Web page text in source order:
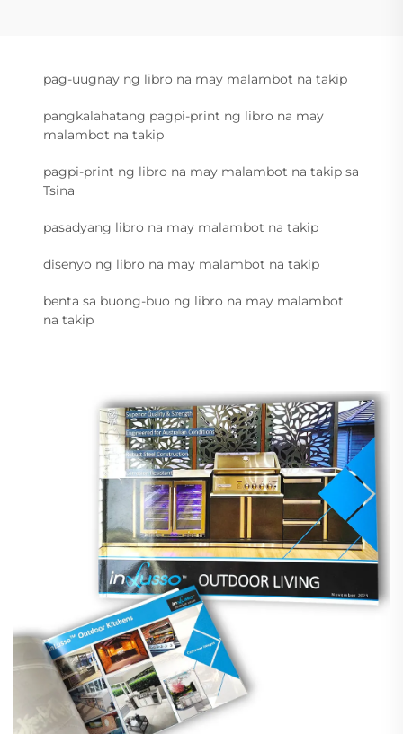
pag-uugnay ng libro na may malambot na takip
pangkalahatang pagpi-print ng libro na may
malambot na takip
pagpi-print ng libro na may malambot na takip sa
Tsina
pasadyang libro na may malambot na takip
disenyo ng libro na may malambot na takip
benta sa buong-buo ng libro na may malambot
na takip